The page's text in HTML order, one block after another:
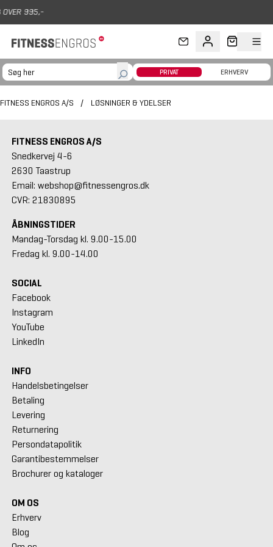
Gå til hovedindhold
995,-
PRIVAT ERHVERV
FITNESS ENGROS A/S / LØSNINGER & YDELSER
FITNESS ENGROS A/S
Snedkervej 4-6
2630 Taastrup
Email: webshop@fitnessengros.dk
CVR: 21830895
ÅBNINGSTIDER
Mandag-Torsdag kl. 9.00-15.00
Fredag kl. 9.00-14.00
SOCIAL
Facebook
Instagram
YouTube
LinkedIn
INFO
Handelsbetingelser
Betaling
Levering
Returnering
Persondatapolitik
Garantibestemmelser
Brochurer og kataloger
OM OS
Erhverv
Blog